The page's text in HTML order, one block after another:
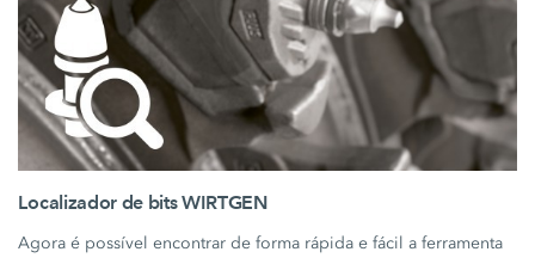
Localizador de bits WIRTGEN
Agora é possível encontrar de forma rápida e fácil a ferramenta